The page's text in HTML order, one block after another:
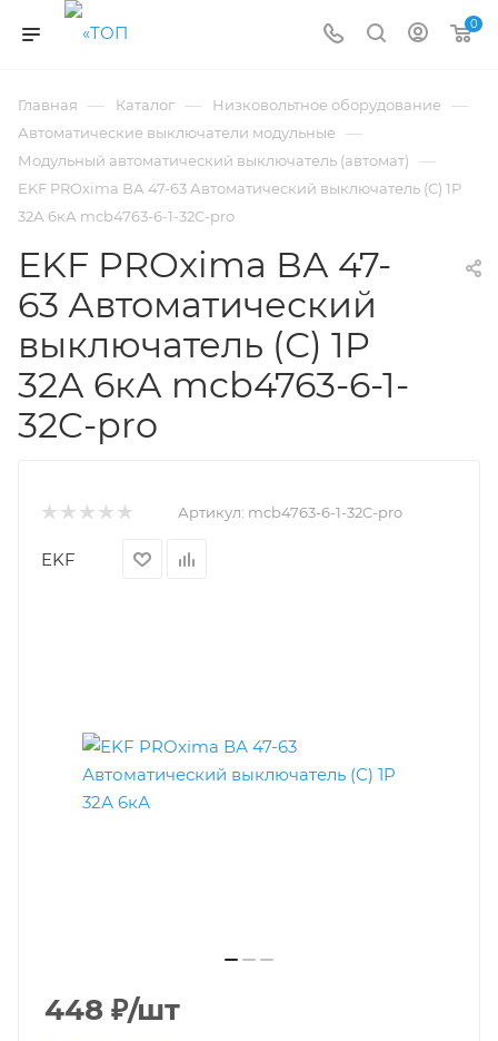
0
Главная — Каталог — Низковольтное оборудование —
Автоматические выключатели модульные —
Модульный автоматический выключатель (автомат) —
EKF PROxima ВА 47-63 Автоматический выключатель (С) 1P
32А 6кА mcb4763-6-1-32C-pro
EKF PROxima ВА 47-
63 Автоматический
выключатель (С) 1P
32А 6кА mcb4763-6-1-
32C-pro
Артикул: mcb4763-6-1-32C-pro
EKF
448 ₽/шт